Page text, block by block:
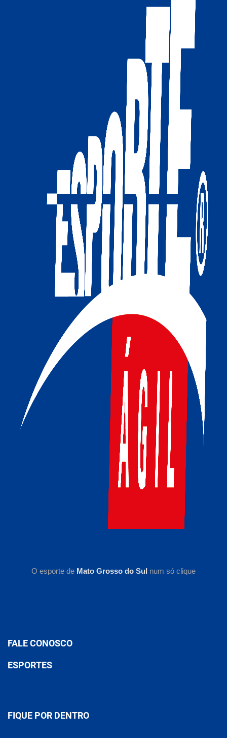
O esporte de Mato Grosso do Sul num só clique
FALE CONOSCO
ESPORTES
FIQUE POR DENTRO